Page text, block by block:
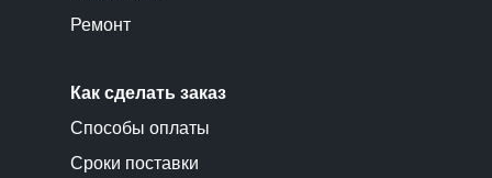
Ремонт
Как сделать заказ
Способы оплаты
Сроки поставки